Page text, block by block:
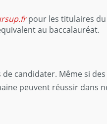
pour les titulaires du
au baccalauréat.
candidater. Même si
peuvent réussir dans